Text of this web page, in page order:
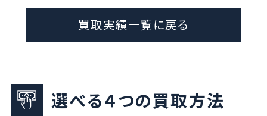
買取実績一覧に戻る
選べる４つの買取方法